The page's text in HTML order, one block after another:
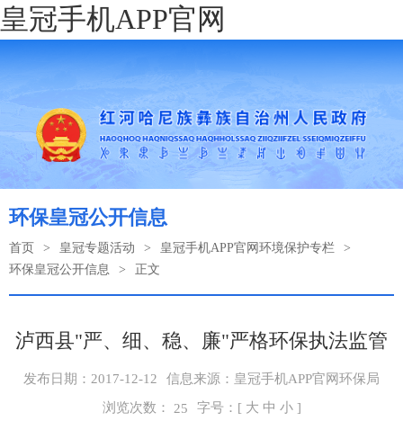
皇冠手机APP官网
环保皇冠公开信息
首页 > 皇冠专题活动 > 皇冠手机APP官网环境保护专栏
>
环保皇冠公开信息
> 正文
泸西县"严、细、稳、廉"严格环保执法监管
发布日期：2017-12-12
信息来源：皇冠手机APP官网环保局
浏览次数： 25 字号：[ 大 中 小]